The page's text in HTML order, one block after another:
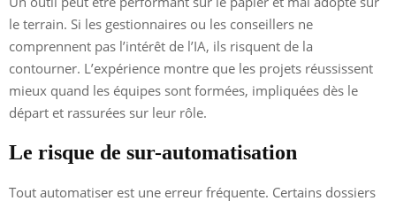
le terrain. Si les gestionnaires ou les conseillers ne
comprennent pas l’intérêt de l’IA, ils risquent de la
contourner. L’expérience montre que les projets réussissent
mieux quand les équipes sont formées, impliquées dès le
départ et rassurées sur leur rôle.
Le risque de sur-automatisation
Tout automatiser est une erreur fréquente. Certains dossiers